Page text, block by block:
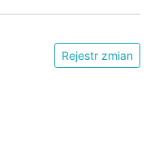
Rejestr zmian